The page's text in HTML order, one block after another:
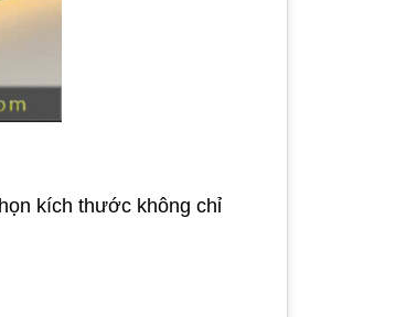
kích thước không chỉ